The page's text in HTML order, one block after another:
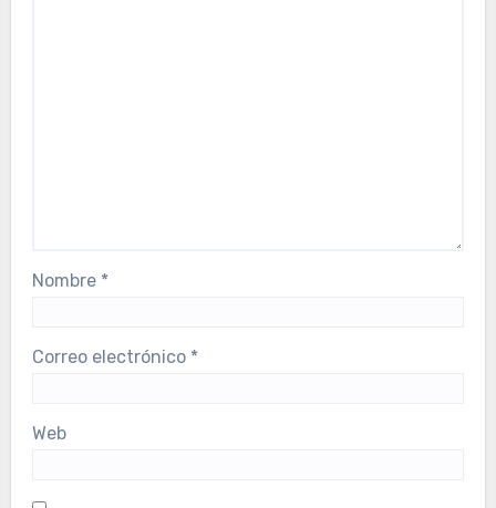
Nombre *
Correo electrónico *
Web